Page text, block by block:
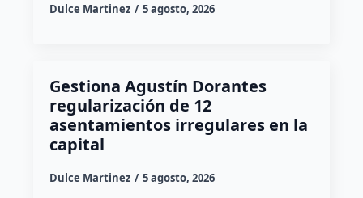
Dulce Martinez 5 agosto, 2026
Gestiona Agustín Dorantes
regularización de 12
asentamientos irregulares en la
capital
Dulce Martinez 5 agosto, 2026